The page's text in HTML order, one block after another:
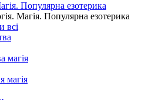
Популярна езотерика
Магія. Популярна езотерика
всі
магія
магія